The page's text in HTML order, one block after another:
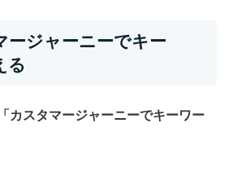
ージャーニーでキー
る
「カスタマージャーニーでキーワー